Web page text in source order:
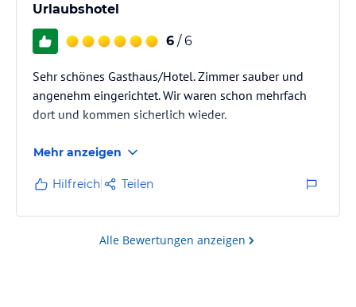
Urlaubshotel
6 / 6
Sehr schönes Gasthaus/Hotel. Zimmer sauber und
angenehm eingerichtet. Wir waren schon mehrfach
dort und kommen sicherlich wieder.
Mehr anzeigen
Hilfreich Teilen
Alle Bewertungen anzeigen